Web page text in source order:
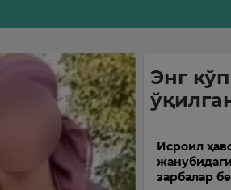
Энг кўп
Исроил
зарбалар